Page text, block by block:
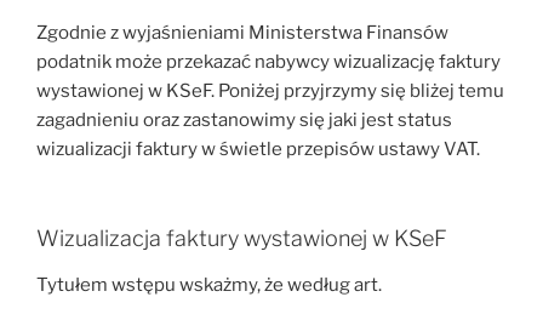
Zgodnie z wyjaśnieniami Ministerstwa Finansów
podatnik może przekazać nabywcy wizualizację faktury
wystawionej w KSeF. Poniżej przyjrzymy się bliżej temu
zagadnieniu oraz zastanowimy się jaki jest status
wizualizacji faktury w świetle przepisów ustawy VAT.
Wizualizacja faktury wystawionej w KSeF
Tytułem wstępu wskażmy, że według art.